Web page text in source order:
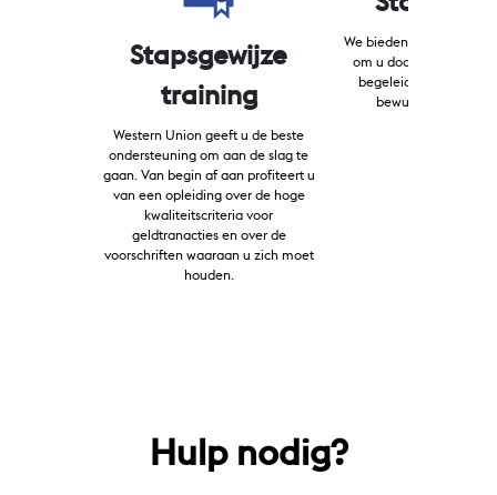
Stapsgewijze
training
Western Union geeft u de beste
ondersteuning om aan de slag te
gaan. Van begin af aan profiteert u
van een opleiding over de hoge
kwaliteitscriteria voor
geldtranacties en over de
voorschriften waaraan u zich moet
houden.
We bieden u gratis een
om u door uw nieuwe
begeleiden en u te
bewustzijn te
Hulp nodig?